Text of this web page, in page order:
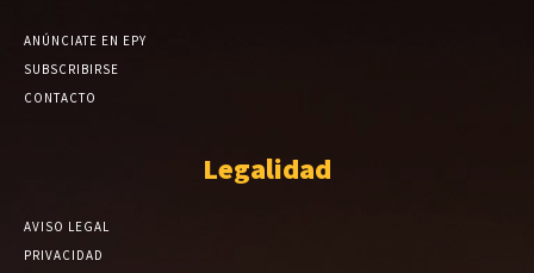
ANÚNCIATE EN EPY
SUBSCRIBIRSE
CONTACTO
Legalidad
AVISO LEGAL
PRIVACIDAD